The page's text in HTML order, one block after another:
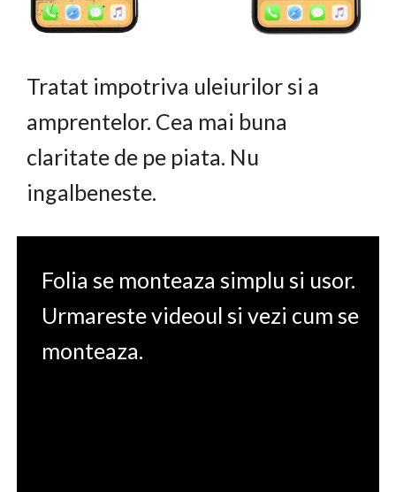
Tratat impotriva uleiurilor si a
amprentelor. Cea mai buna
claritate de pe piata. Nu
ingalbeneste.
Folia se monteaza simplu si usor.
Urmareste videoul si vezi cum se
monteaza.